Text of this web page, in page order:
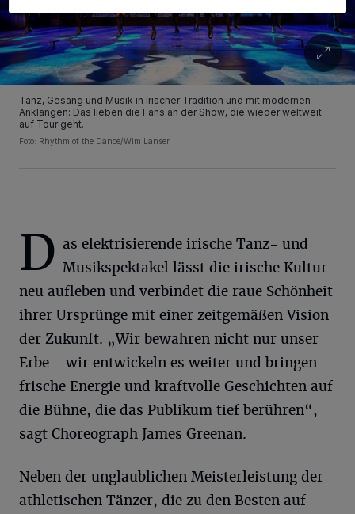
Tanz, Gesang und Musik in irischer Tradition und mit modernen
Anklängen: Das lieben die Fans an der Show, die wieder weltweit
auf Tour geht.
Foto: Rhythm of the Dance/Wim Lanser
D as elektrisierende irische Tanz- und
Musikspektakel lässt die irische Kultur
neu aufleben und verbindet die raue Schönheit
ihrer Ursprünge mit einer zeitgemäßen Vision
der Zukunft. „Wir bewahren nicht nur unser
Erbe - wir entwickeln es weiter und bringen
frische Energie und kraftvolle Geschichten auf
die Bühne, die das Publikum tief berühren“,
sagt Choreograph James Greenan.
Neben der unglaublichen Meisterleistung der
athletischen Tänzer, die zu den Besten auf